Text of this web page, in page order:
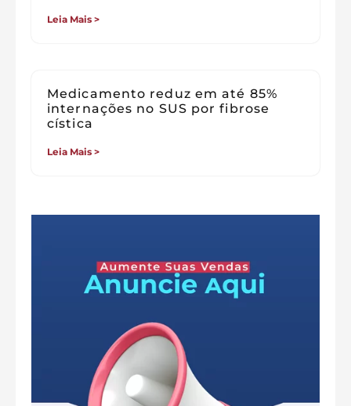
Leia Mais >
Medicamento reduz em até 85%
internações no SUS por fibrose
cística
Leia Mais >